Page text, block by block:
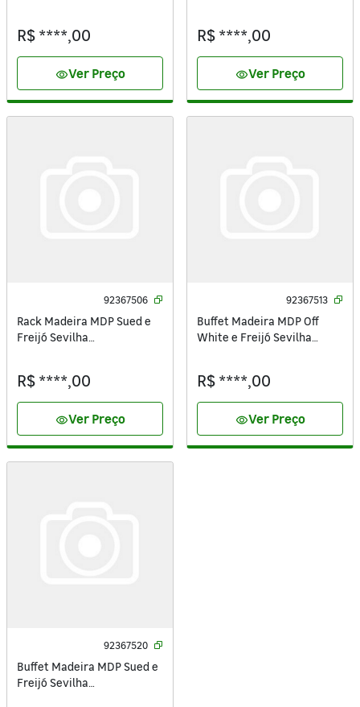
R$ ****,00
visibilityVer Preço
R$ ****,00
visibilityVer Preço
92367506
Rack Madeira MDP Sued e
Freijó Sevilha
R$ ****,00
visibilityVer Preço
92367513
Buffet Madeira MDP Off
White e Freijó Sevilha
R$ ****,00
visibilityVer Preço
92367520
Buffet Madeira MDP Sued e
Freijó Sevilha